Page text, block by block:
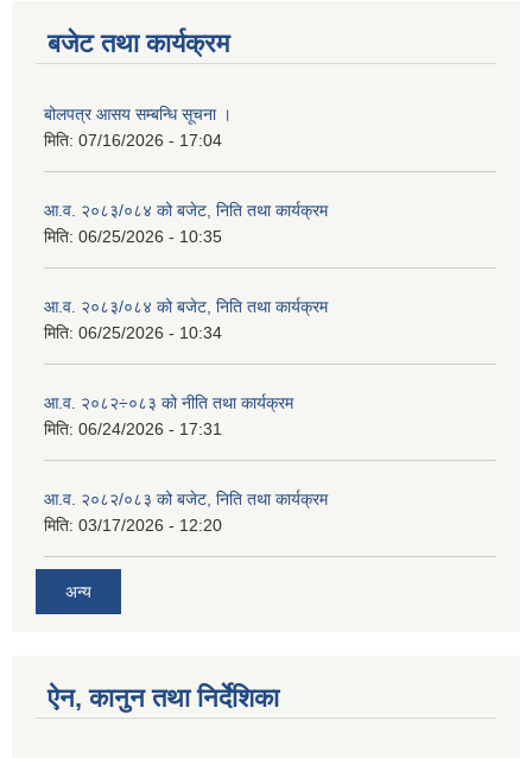
बजेट तथा कार्यक्रम
बोलपत्र आसय सम्बन्धि सूचना ।
मिति: 07/16/2026 - 17:04
आ.व. २०८३/०८४ को बजेट, निति तथा कार्यक्रम
मिति: 06/25/2026 - 10:35
आ.व. २०८३/०८४ को बजेट, निति तथा कार्यक्रम
मिति: 06/25/2026 - 10:34
आ.व. २०८२÷०८३ को नीति तथा कार्यक्रम
मिति: 06/24/2026 - 17:31
आ.व. २०८२/०८३ को बजेट, निति तथा कार्यक्रम
मिति: 03/17/2026 - 12:20
अन्य
ऐन, कानुन तथा निर्देशिका